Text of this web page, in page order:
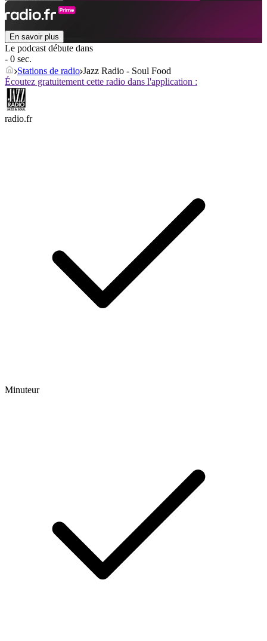
En savoir plus
Le podcast débute dans
- 0 sec.
Stations de radio Jazz Radio - Soul Food
Écoutez gratuitement cette radio dans l'application :
radio.fr
Minuteur